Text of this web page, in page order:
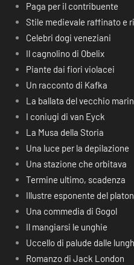
Paga per il contribuente
Stile medievale raffinato e
Celebri dogi veneziani
Il cagnolino di Obelix
Piante dai fiori violacei
Un racconto di Kafka
La ballata del vecchio
I coniugi di van Eyck
La Musa della Storia
Una luce per la depilazione
Una stazione che orbitava
Termine ultimo, scadenza
Illustre esponente del
Una commedia di Gogol
Il mangiarsi le unghie
Uccello di palude dalle
Romanzo di Jack London